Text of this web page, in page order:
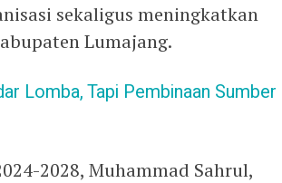
sekaligus meningkatkan
Lumajang.
Lomba, Tapi Pembinaan Sumber
2028, Muhammad Sahrul,